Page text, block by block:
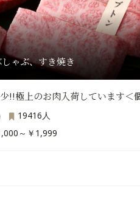
ゃぶ、すき焼き
!!極上のお肉入荷しています＜
19416人
～￥1,999